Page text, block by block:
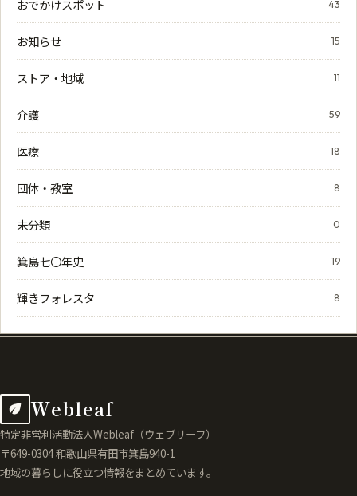
おでかけスポット 43
お知らせ 15
ストア・地域 11
介護 59
医療 18
団体・教室 8
未分類 0
箕島七〇年史 19
輝きフォレスタ 8
Webleaf
特定非営利活動法人Webleaf（ウェブリーフ）
〒649-0304 和歌山県有田市箕島940-1
地域の暮らしに役立つ情報をまとめています。